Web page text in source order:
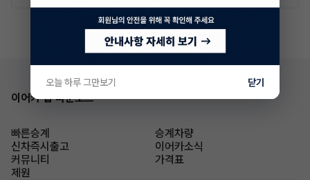
이어카 앱 다운로드
빠른승계
승계차량
신차즉시출고
이어카소식
커뮤니티
가격표
제원
오늘 하루 그만보기 닫기